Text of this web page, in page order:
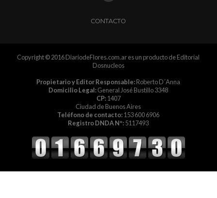
CONTACTO
Copyright © 2016 DiariodeFlores.com.ar es un producto de Editorial
Dosnucleos
Propietario y Editor Responsable:Roberto D´Anna
Domicilio Legal:General José Bustillo 3348
CP:1407
Ciudad de Buenos Aires
Teléfono de contacto:153 600 6906
Registro DNDA Nº:5117493